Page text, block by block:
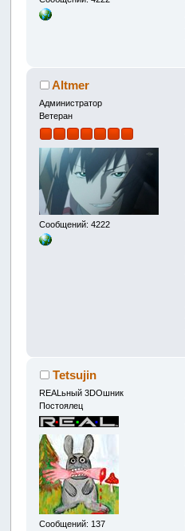
Altmer
Администратор
Ветеран
Сообщений: 4222
Tetsujin
REALьный 3DOшник
Постоялец
Сообщений: 137